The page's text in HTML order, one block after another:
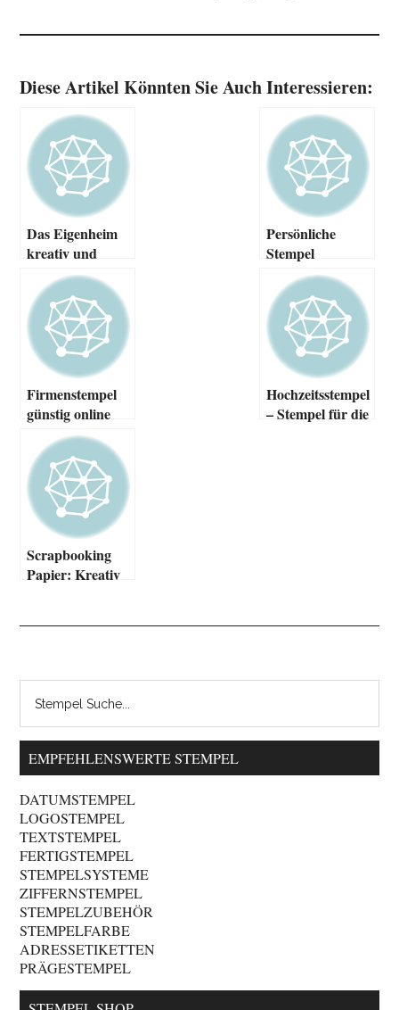
Diese Artikel Könnten Sie Auch Interessieren:
Das Eigenheim
kreativ und
ansprechend
gestalten
Persönliche
Stempel
Firmenstempel
günstig online
bestellen
Hochzeitsstempel
– Stempel für die
Scrapbooking
Papier: Kreativ
EMPFEHLENSWERTE STEMPEL
DATUMSTEMPEL
LOGOSTEMPEL
TEXTSTEMPEL
FERTIGSTEMPEL
STEMPELSYSTEME
ZIFFERNSTEMPEL
STEMPELZUBEHÖR
STEMPELFARBE
ADRESSETIKETTEN
PRÄGESTEMPEL